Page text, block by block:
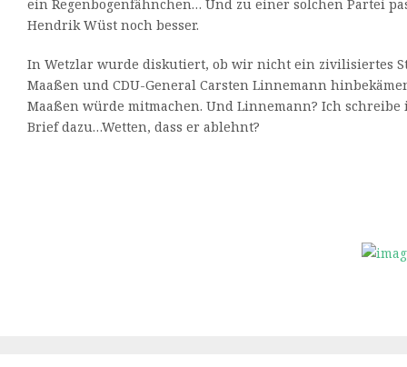
ein Regenbogenfähnchen… Und zu einer solchen Partei
Hendrik Wüst noch besser.
In Wetzlar wurde diskutiert, ob wir nicht ein zivilisiertes
Maaßen und CDU-General Carsten Linnemann
Maaßen würde mitmachen. Und Linnemann? Ich
Brief dazu…Wetten, dass er ablehnt?